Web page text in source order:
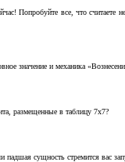
Попробуйте все, что считаете
значение и механика
размещенные в таблицу 7х7?
сущность стремится вас